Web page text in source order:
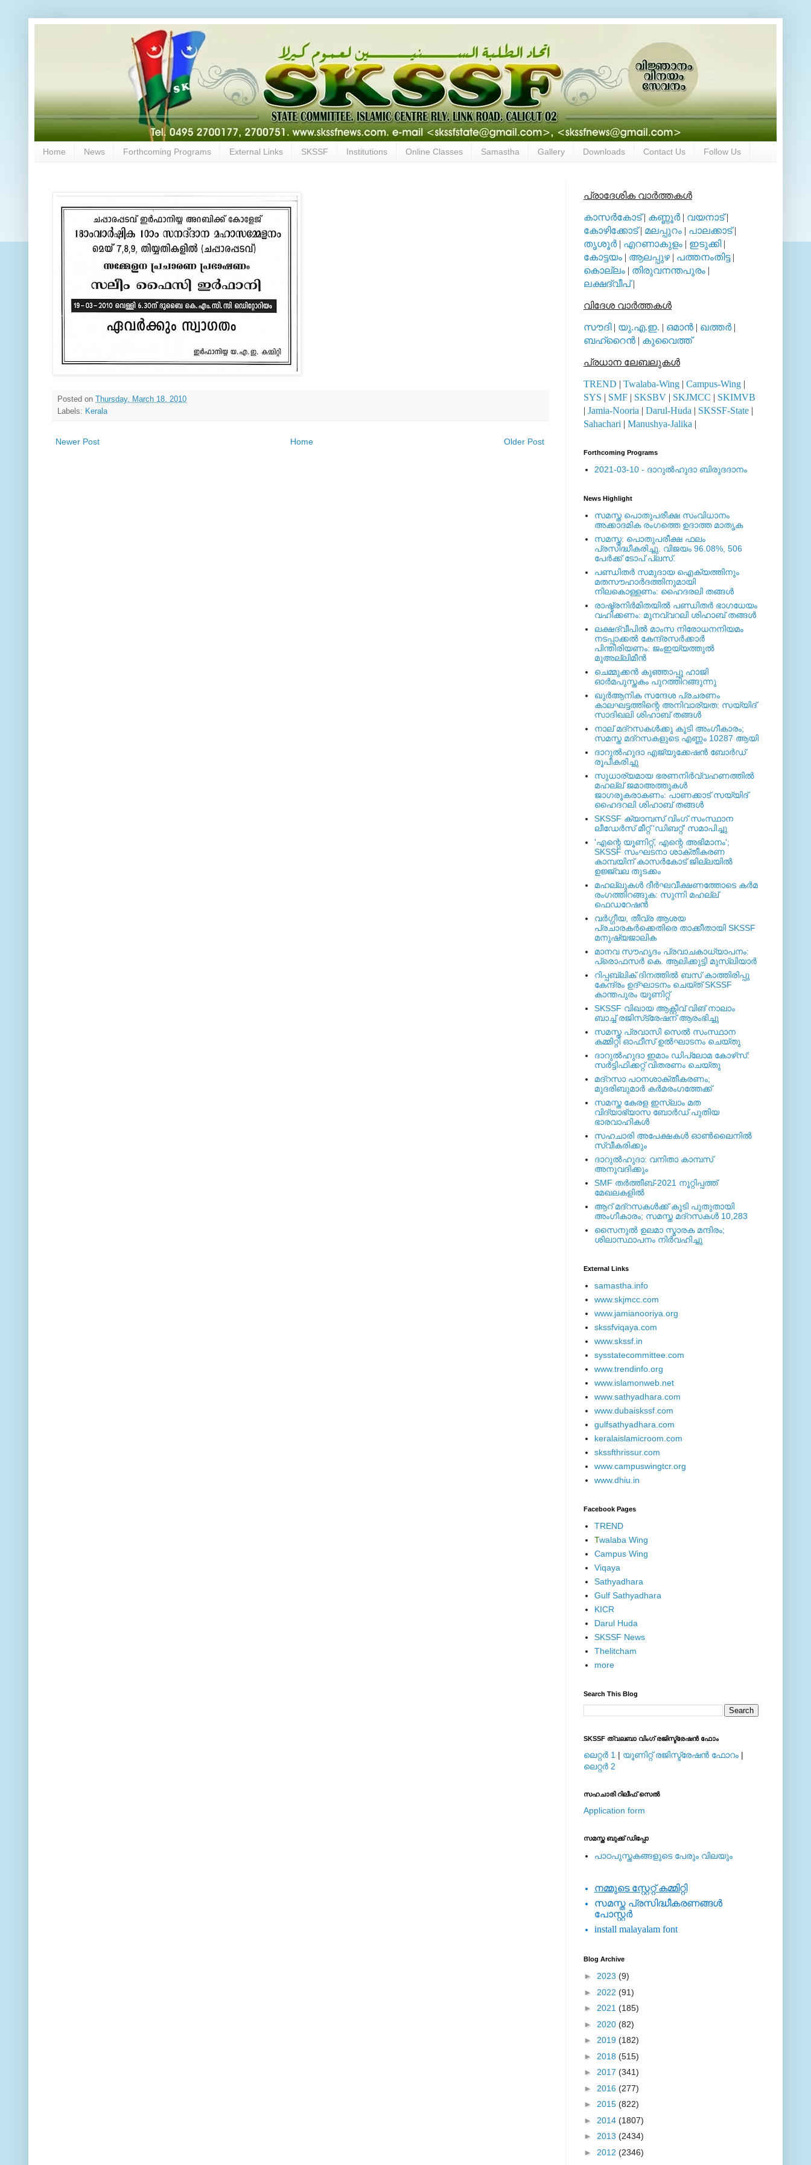
Home News Forthcoming Programs External Links SKSSF Institutions Online Classes Samastha Gallery Downloads Contact Us Follow Us
Posted on Thursday, March 18, 2010
Labels: Kerala
Newer Post Older Post
Home
പ്രാദേശിക വാര്‍ത്തകള്‍
കാസര്‍കോട്| കണ്ണൂര്‍| വയനാട്|
കോഴിക്കോട്| മലപ്പുറം | പാലക്കാട്|
തൃശൂര്‍| എറണാകുളം | ഇടുക്കി|
കോട്ടയം | ആലപ്പുഴ| പത്തനംതിട്ട|
കൊല്ലം | തിരുവനന്തപുരം |
ലക്ഷദ്വീപ്|
വിദേശ വാര്‍ത്തകള്‍
സൗദി| യു.എ.ഇ. | ഒമാന്‍ | ഖത്തര്‍|
ബഹ്റൈന്‍ | കുവൈത്ത്
പ്രധാന ലേബലുകള്‍
TREND | Twalaba-Wing | Campus-Wing |
SYS | SMF | SKSBV | SKJMCC | SKIMVB
| Jamia-Nooria | Darul-Huda | SKSSF-State |
Sahachari | Manushya-Jalika |
Forthcoming Programs
2021-03-10 - ദാറുല്‍ഹുദാ ബിരുദദാനം
News Highlight
സമസ്ത പൊതുപരീക്ഷ സംവിധാനം
അക്കാദമിക രംഗത്തെ ഉദാത്ത മാതൃക
സമസ്ത: പൊതുപരീക്ഷ ഫലം
പ്രസിദ്ധീകരിച്ചു. വിജയം 96.08%, 506
പേര്‍ക്ക് ടോപ് പ്ലസ്.
പണ്ഡിതര്‍ സമുദായ ഐക്യത്തിനും
മതസൗഹാര്‍ദത്തിനുമായി
നിലകൊള്ളണം: ഹൈദരലി തങ്ങള്‍
രാഷ്ട്രനിര്‍മിതയില്‍ പണ്ഡിതര്‍ ഭാഗധേയം
വഹിക്കണം: മുനവ്വറലി ശിഹാബ് തങ്ങള്‍
ലക്ഷദ്വീപില്‍ മാംസ നിരോധനനിയമം
നടപ്പാക്കല്‍ കേന്ദ്രസര്‍ക്കാര്‍
പിന്തിരിയണം: ജംഇയ്യത്തുല്‍
മുഅല്ലിമീന്‍
ചെമ്മുക്കന്‍ കുഞ്ഞാപ്പു ഹാജി
ഓര്‍മപുസ്തകം പുറത്തിറങ്ങുന്നു
ഖുര്‍ആനിക സന്ദേശ പ്രചരണം
കാലഘട്ടത്തിന്റെ അനിവാര്യത: സയ്യിദ്
സാദിഖലി ശിഹാബ് തങ്ങള്‍
നാല് മദ്‌റസകള്‍ക്കു കൂടി അംഗീകാരം;
സമസ്ത മദ്‌റസകളുടെ എണ്ണം 10287 ആയി
ദാറുല്‍ഹുദാ എജ്യുക്കേഷന്‍ ബോര്‍ഡ്
രൂപീകരിച്ചു
സുധാര്യമായ ഭരണനിര്‍വ്വഹണത്തില്‍
മഹല്ല് ജമാഅത്തുകള്‍
ജാഗരൂകരാകണം: പാണക്കാട് സയ്യിദ്
ഹൈദറലി ശിഹാബ് തങ്ങള്‍
SKSSF ക്യാമ്പസ് വിംഗ് സംസ്ഥാന
ലീഡേർസ് മീറ്റ് 'ഡിബറ്റ്' സമാപിച്ചു
'എന്റെ യൂണിറ്റ്, എന്റെ അഭിമാനം';
SKSSF സംഘടനാ ശാക്തീകരണ
കാമ്പയിന് കാസര്‍കോട് ജില്ലയില്‍
ഉജ്ജ്വല തുടക്കം
മഹല്ലുകള്‍ ദീര്‍ഘവീക്ഷണത്തോടെ കര്‍മ
രംഗത്തിറങ്ങുക: സുന്നി മഹല്ല്
ഫെഡറേഷന്‍
വര്‍ഗ്ഗീയ, തീവ്ര ആശയ
പ്രചാരകര്‍ക്കെതിരെ താക്കീതായി SKSSF
മനുഷ്യജാലിക
മാനവ സൗഹൃദം പ്രവാചകാധ്യാപനം:
പ്രൊഫസർ കെ. ആലിക്കുട്ടി മുസ്ലിയാർ
റിപ്പബ്ലിക് ദിനത്തില്‍ ബസ് കാത്തിരിപ്പു
കേന്ദ്രം ഉദ്ഘാടനം ചെയ്ത്‌ SKSSF
കാന്തപുരം യൂണിറ്റ്
SKSSF വിഖായ ആക്റ്റീവ് വിങ് നാലാം
ബാച്ച് രജിസ്‌ട്രേഷന് ആരംഭിച്ചു
സമസ്ത പ്രവാസി സെല്‍ സംസ്ഥാന
കമ്മിറ്റി ഓഫീസ് ഉല്‍ഘാടനം ചെയ്തു
ദാറുല്‍ഹുദാ ഇമാം ഡിപ്ലോമ കോഴ്‌സ്:
സര്‍ട്ടിഫിക്കറ്റ് വിതരണം ചെയ്തു
മദ്‌റസാ പഠനശാക്തീകരണം;
മുദരിബുമാര്‍ കര്‍മരംഗത്തേക്ക്
സമസ്ത കേരള ഇസ്ലാം മത
വിദ്യാഭ്യാസ ബോര്‍ഡ് പുതിയ
ഭാരവാഹികള്‍
സഹചാരി അപേക്ഷകൾ ഓൺലൈനിൽ
സ്വീകരിക്കും
ദാറുല്‍ഹുദാ: വനിതാ കാമ്പസ്
അനുവദിക്കും
SMF തര്‍ത്തീബ്-2021 നൂറ്റിപ്പത്ത്
മേഖലകളില്‍
ആറ് മദ്റസകള്‍ക്ക് കൂടി പുതുതായി
അംഗീകാരം; സമസ്ത മദ്റസകള്‍ 10,283
സൈനുല്‍ ഉലമാ സ്മാരക മന്ദിരം;
ശിലാസ്ഥാപനം നിര്‍വഹിച്ചു
External ‎Links
samastha.info
www.skjmcc.com
www.jamianooriya.org
skssfviqaya.com
www.skssf.in
sysstatecommittee.com
www.trendinfo.org
www.islamonweb.net
www.sathyadhara.com
www.dubaiskssf.com
gulfsathyadhara.com
keralaislamicroom.com
skssfthrissur.com
www.campuswingtcr.org
www.dhiu.in
Facebook Pages
TREND
Twalaba Wing
Campus Wing
Viqaya
Sathyadhara
Gulf Sathyadhara
KICR
Darul Huda
SKSSF News
Thelitcham
more
Search This Blog
SKSSF ത്വലബാ വിംഗ് രജിസ്ട്രേഷന്‍ ഫോം
ലെറ്റര്‍ 1 | യൂണിറ്റ് രജിസ്ട്രേഷന്‍ ഫോറം |
ലെറ്റര്‍ 2
സഹചാരി റിലീഫ് സെല്‍
Application form
സമസ്ത ബുക്ക് ഡിപ്പോ
പാഠപുസ്തകങ്ങളുടെ പേരും വിലയും
നമ്മുടെ സ്റ്റേറ്റ് കമ്മിറ്റി
സമസ്ത പ്രസിദ്ധീകരണങ്ങള്‍
പോസ്റ്റര്‍
install malayalam font
Blog Archive
► 2023 (9)
► 2022 (91)
► 2021 (185)
► 2020 (82)
► 2019 (182)
► 2018 (515)
► 2017 (341)
► 2016 (277)
► 2015 (822)
► 2014 (1807)
► 2013 (2434)
► 2012 (2346)